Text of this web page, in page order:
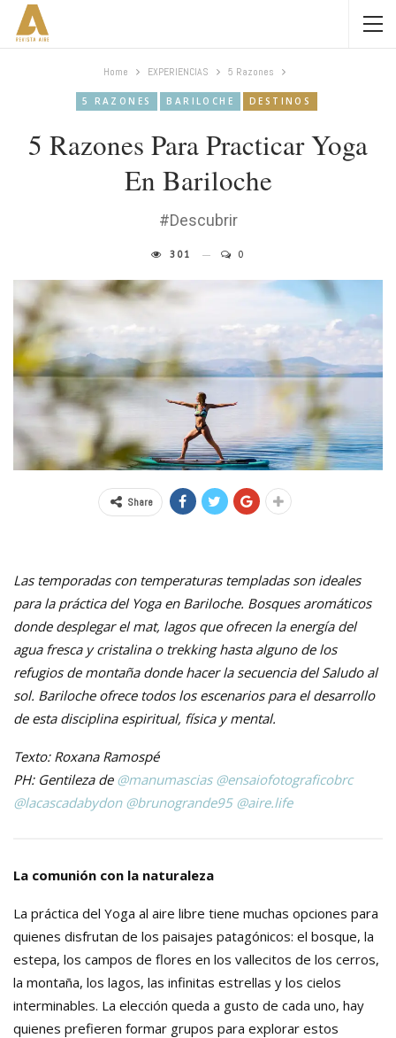
Home EXPERIENCIAS 5 Razones
5 RAZONES BARILOCHE DESTINOS
5 Razones Para Practicar Yoga
En Bariloche
#Descubrir
301 0
Share
Las temporadas con temperaturas templadas son ideales
para la práctica del Yoga en Bariloche. Bosques aromáticos
donde desplegar el mat, lagos que ofrecen la energía del
agua fresca y cristalina o trekking hasta alguno de los
refugios de montaña donde hacer la secuencia del Saludo al
sol. Bariloche ofrece todos los escenarios para el desarrollo
de esta disciplina espiritual, física y mental.
Texto: Roxana Ramospé
PH: Gentileza de @manumascias @ensaiofotograficobrc
@lacascadabydon @brunogrande95 @aire.life
La comunión con la naturaleza
La práctica del Yoga al aire libre tiene muchas opciones para
quienes disfrutan de los paisajes patagónicos: el bosque, la
estepa, los campos de flores en los vallecitos de los cerros,
la montaña, los lagos, las infinitas estrellas y los cielos
interminables. La elección queda a gusto de cada uno, hay
quienes prefieren formar grupos para explorar estos